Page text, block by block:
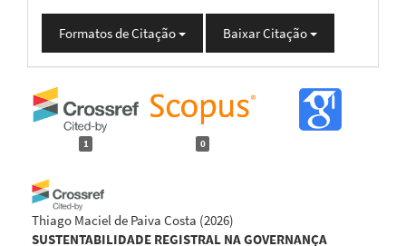
Formatos de Citação Baixar Citação
1 0
Thiago Maciel de Paiva Costa (2026)
SUSTENTABILIDADE REGISTRAL NA GOVERNANÇA